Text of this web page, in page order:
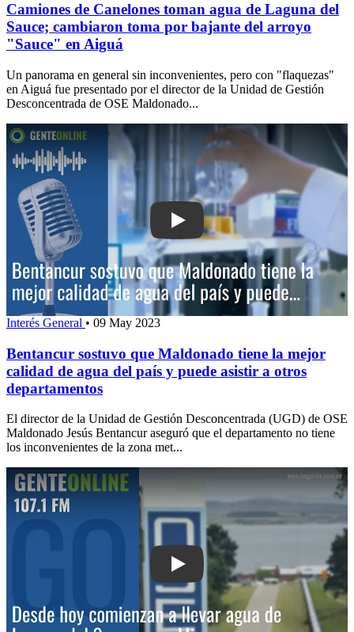
Camiones de Canelones toman agua de Laguna del
Sauce; cambiaron toma por bajante del arroyo
"Sauce" en Aiguá
Un panorama en general sin inconvenientes, pero con "flaquezas"
en Aiguá fue presentado por el director de la Unidad de Gestión
Desconcentrada de OSE Maldonado...
Play: Bentancur sostuvo que
Interés General • 09 May 2023
Bentancur sostuvo que Maldonado tiene la mejor
calidad de agua del país y puede asistir a otros
departamentos
El director de la Unidad de Gestión Desconcentrada (UGD) de OSE
Maldonado Jesús Bentancur aseguró que el departamento no tiene
los inconvenientes de la zona met...
Play: Desde hoy comienzan a llevar